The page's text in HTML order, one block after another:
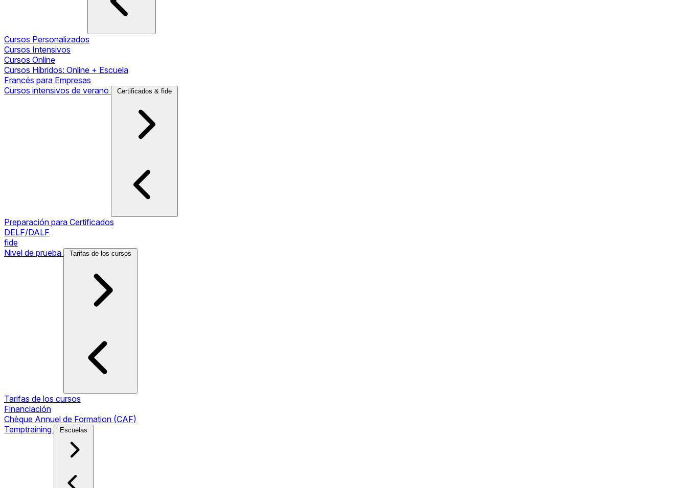
Cursos Personalizados
Cursos Intensivos
Cursos Online
Cursos Híbridos: Online + Escuela
Francés para Empresas
Cursos intensivos de verano
Certificados & fide
Preparación para Certificados
DELF/DALF
fide
Nivel de prueba
Tarifas de los cursos
Tarifas de los cursos
Financiación
Chèque Annuel de Formation (CAF)
Temptraining
Escuelas